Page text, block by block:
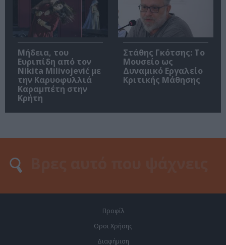
Μήδεια, του
Ευριπίδη από τον
Nikita Milivojević με
την Καρυοφυλλιά
Καραμπέτη στην
Κρήτη
Στάθης Γκότσης: Το
Μουσείο ως
Δυναμικό Εργαλείο
Κριτικής Μάθησης
Προφίλ
Οροι Χρήσης
Διαφήμιση